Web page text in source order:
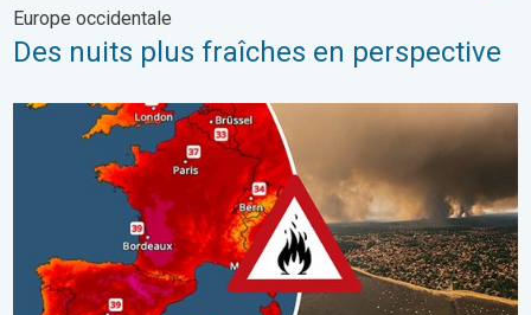
Europe occidentale
Des nuits plus fraîches en perspective
Le sud-ouest de la France brûle vivement. Milliers de sinistrés.